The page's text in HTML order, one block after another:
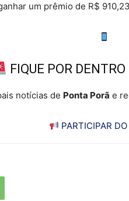
um prêmio de R$
FIQUE POR
notícias de Ponta Porã e
PARTICIPAR